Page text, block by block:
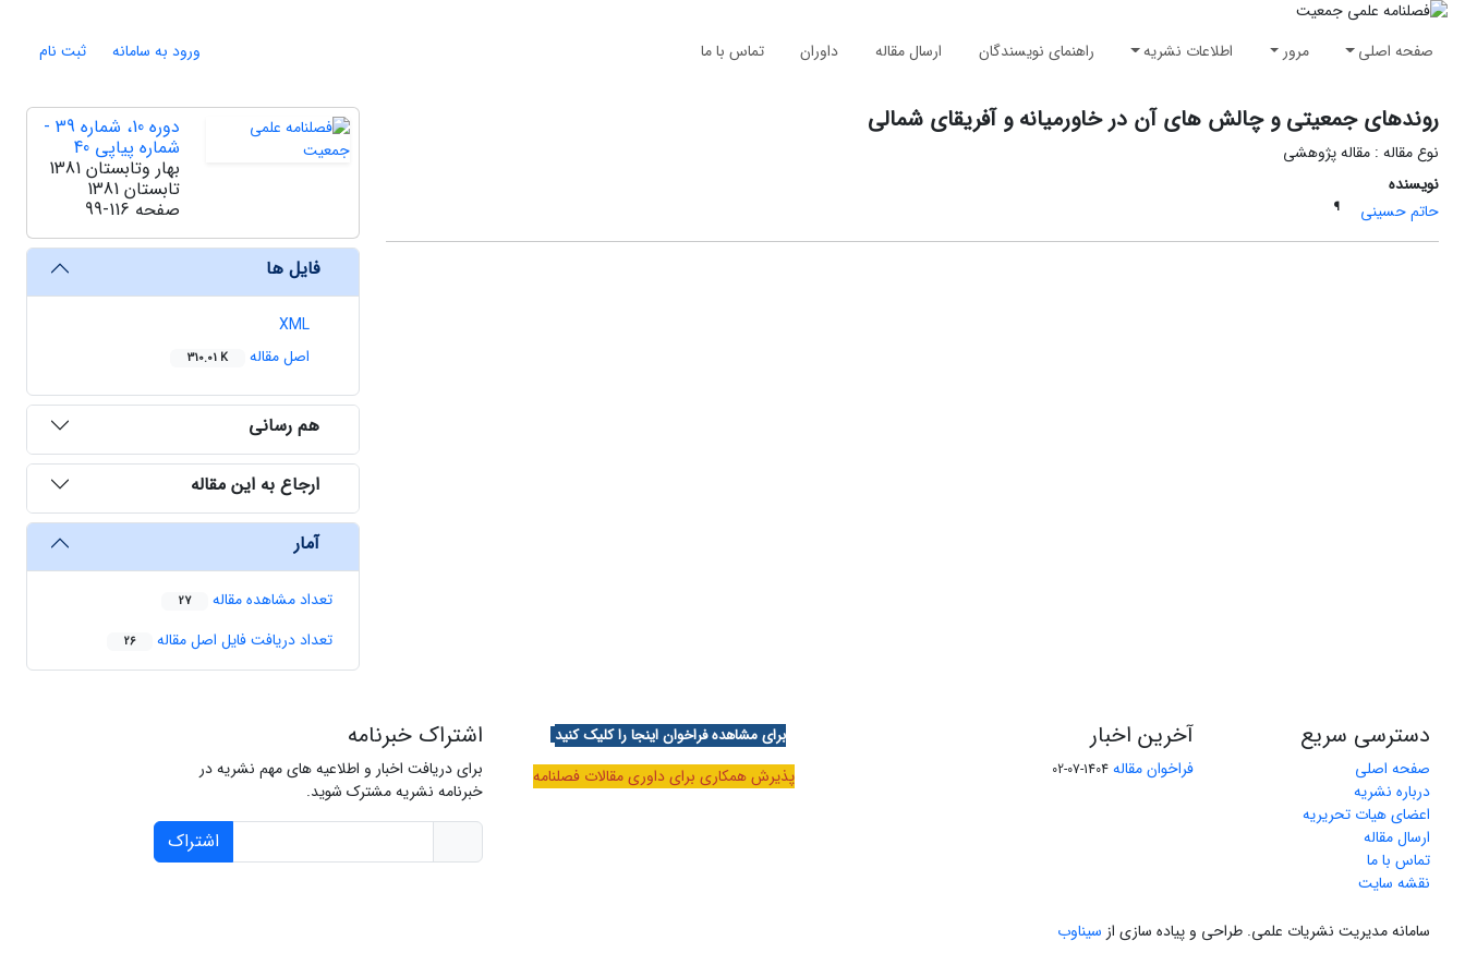
صفحه اصلی مرور اطلاعات نشریه راهنمای نویسندگان ارسال مقاله داوران تماس با ما ورود به سامانه ثبت نام
روندهای جمعیتی و چالش های آن در خاورمیانه و آفریقای شمالی
نوع مقاله : مقاله پژوهشی
نویسنده
حاتم حسینی
¶
دوره 10، شماره 39 -
شماره پیاپی 40
بهار وتابستان 1381
تابستان 1381
صفحه 99-116
فایل ها
XML
اصل مقاله
310.01 K
هم رسانی
ارجاع به این مقاله
آمار
تعداد مشاهده مقاله 27
تعداد دریافت فایل اصل مقاله 26
دسترسی سریع
صفحه اصلی
درباره نشریه
اعضای هیات تحریریه
ارسال مقاله
تماس با ما
نقشه سایت
آخرین اخبار
فراخوان مقاله 1404-07-02
برای مشاهده فراخوان اینجا را کلیک کنید
پذیرش همکاری برای داوری مقالات فصلنامه
اشتراک خبرنامه
برای دریافت اخبار و اطلاعیه های مهم نشریه در
خبرنامه نشریه مشترک شوید.
اشتراک
سامانه مدیریت نشریات علمی. طراحی و پیاده سازی از سیناوب